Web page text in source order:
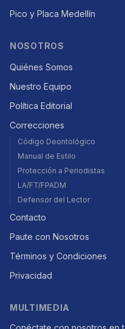
Pico y Placa Medellín
NOSOTROS
Quiénes Somos
Nuestro Equipo
Política Editorial
Correcciones
Código Deontológico
Manual de Estilo
Protección a Periodistas
LA/FT/FPADM
Defensor del Lector
Contacto
Paute con Nosotros
Términos y Condiciones
Privacidad
MULTIMEDIA